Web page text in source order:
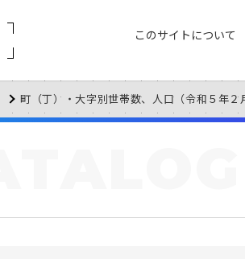
このサイトについて
町（丁）・大字別世帯数、人口（令和５年２